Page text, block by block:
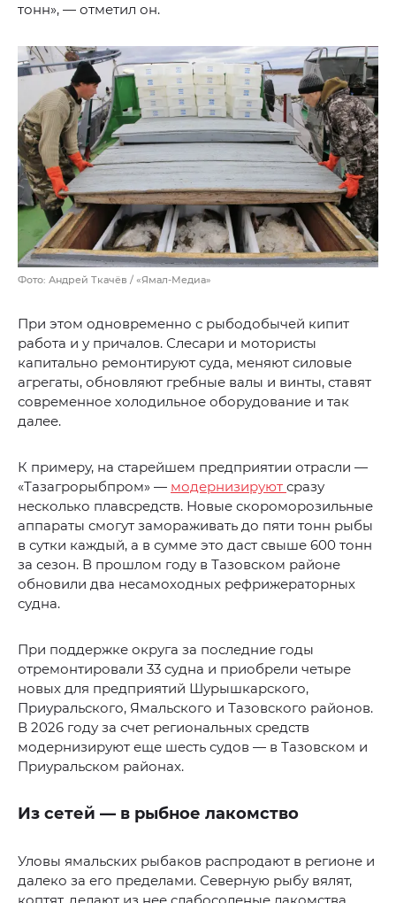
тонн», — отметил он.
Фото: Андрей Ткачёв / «Ямал-Медиа»
При этом одновременно с рыбодобычей кипит
работа и у причалов. Слесари и мотористы
капитально ремонтируют суда, меняют силовые
агрегаты, обновляют гребные валы и винты, ставят
современное холодильное оборудование и так
далее.
К примеру, на старейшем предприятии отрасли —
«Тазагрорыбпром» — модернизируют сразу
несколько плавсредств. Новые скороморозильные
аппараты смогут замораживать до пяти тонн рыбы
в сутки каждый, а в сумме это даст свыше 600 тонн
за сезон. В прошлом году в Тазовском районе
обновили два несамоходных рефрижераторных
судна.
При поддержке округа за последние годы
отремонтировали 33 судна и приобрели четыре
новых для предприятий Шурышкарского,
Приуральского, Ямальского и Тазовского районов.
В 2026 году за счет региональных средств
модернизируют еще шесть судов — в Тазовском и
Приуральском районах.
Из сетей — в рыбное лакомство
Уловы ямальских рыбаков распродают в регионе и
далеко за его пределами. Северную рыбу вялят,